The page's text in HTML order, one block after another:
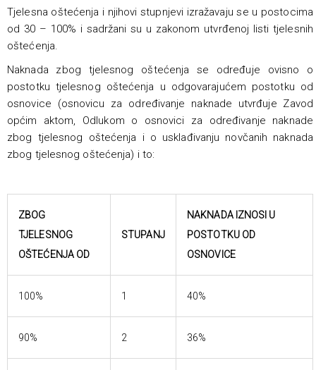
Tjelesna oštećenja i njihovi stupnjevi izražavaju se u postocima
od 30 – 100% i sadržani su u zakonom utvrđenoj listi tjelesnih
oštećenja.
Naknada zbog tjelesnog oštećenja se određuje ovisno o
postotku tjelesnog oštećenja u odgovarajućem postotku od
osnovice (osnovicu za određivanje naknade utvrđuje Zavod
općim aktom, Odlukom o osnovici za određivanje naknade
zbog tjelesnog oštećenja i o usklađivanju novčanih naknada
zbog tjelesnog oštećenja) i to:
ZBOG
TJELESNOG
OŠTEĆENJA OD
STUPANJ
NAKNADA IZNOSI U
POSTOTKU OD
OSNOVICE
100% 1 40%
90% 2 36%